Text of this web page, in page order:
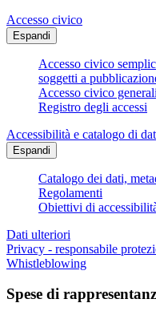
Accesso civico
Espandi
Accesso civico
soggetti a
Accesso civico
Registro degli accessi
Accessibilità e catalogo di
Espandi
Catalogo dei dati,
Regolamenti
Obiettivi di
Dati ulteriori
Privacy - responsabile
Whistleblowing
Spese di